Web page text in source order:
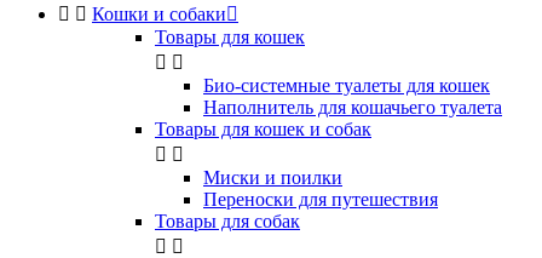
  Кошки и собаки
Товары для кошек
 
Био-системные туалеты для кошек
Наполнитель для кошачьего туалета
Товары для кошек и собак
 
Миски и поилки
Переноски для путешествия
Товары для собак
 